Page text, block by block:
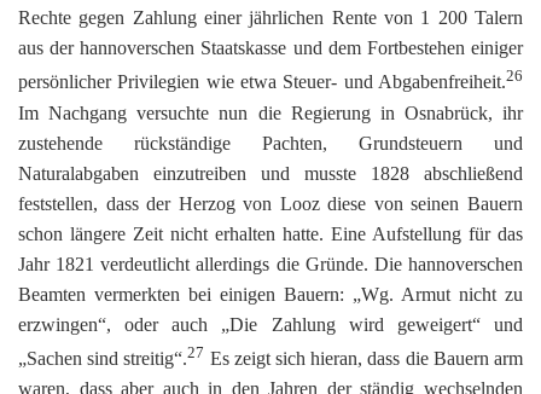
Rechte gegen Zahlung einer jährlichen Rente von 1 200 Talern
aus der hannoverschen Staatskasse und dem Fortbestehen einiger
persönlicher Privilegien wie etwa Steuer- und Abgabenfreiheit.26
Im Nachgang versuchte nun die Regierung in Osnabrück, ihr
zustehende rückständige Pachten, Grundsteuern und
Naturalabgaben einzutreiben und musste 1828 abschließend
feststellen, dass der Herzog von Looz diese von seinen Bauern
schon längere Zeit nicht erhalten hatte. Eine Aufstellung für das
Jahr 1821 verdeutlicht allerdings die Gründe. Die hannoverschen
Beamten vermerkten bei einigen Bauern: „Wg. Armut nicht zu
erzwingen“, oder auch „Die Zahlung wird geweigert“ und
„Sachen sind streitig“.27 Es zeigt sich hieran, dass die Bauern arm
waren, dass aber auch in den Jahren der ständig wechselnden